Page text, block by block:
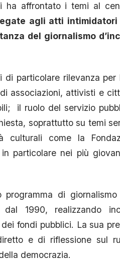
ha affrontato i temi al
agli atti
del giornalismo
di particolare rilevanza
associazioni, attivisti e
il ruolo del servizio
soprattutto su temi
culturali come la
particolare nei più
di giornalismo
1990, realizzando
fondi pubblici. La sua
e di riflessione sul
democrazia.